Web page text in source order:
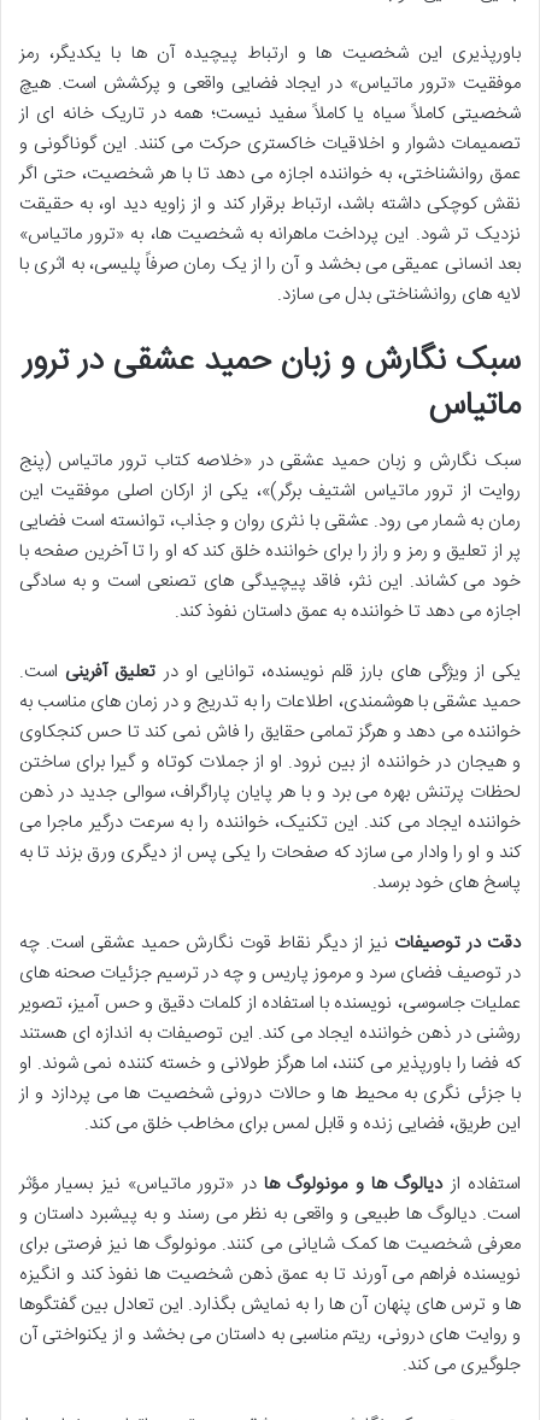
باورپذیری این شخصیت ها و ارتباط پیچیده آن ها با یکدیگر، رمز
موفقیت «ترور ماتیاس» در ایجاد فضایی واقعی و پرکشش است. هیچ
شخصیتی کاملاً سیاه یا کاملاً سفید نیست؛ همه در تاریک خانه ای از
تصمیمات دشوار و اخلاقیات خاکستری حرکت می کنند. این گوناگونی و
عمق روانشناختی، به خواننده اجازه می دهد تا با هر شخصیت، حتی اگر
نقش کوچکی داشته باشد، ارتباط برقرار کند و از زاویه دید او، به حقیقت
نزدیک تر شود. این پرداخت ماهرانه به شخصیت ها، به «ترور ماتیاس»
بعد انسانی عمیقی می بخشد و آن را از یک رمان صرفاً پلیسی، به اثری با
لایه های روانشناختی بدل می سازد.
سبک نگارش و زبان حمید عشقی در ترور
ماتیاس
سبک نگارش و زبان حمید عشقی در «خلاصه کتاب ترور ماتیاس (پنج
روایت از ترور ماتیاس اشتیف برگر)»، یکی از ارکان اصلی موفقیت این
رمان به شمار می رود. عشقی با نثری روان و جذاب، توانسته است فضایی
پر از تعلیق و رمز و راز را برای خواننده خلق کند که او را تا آخرین صفحه با
خود می کشاند. این نثر، فاقد پیچیدگی های تصنعی است و به سادگی
اجازه می دهد تا خواننده به عمق داستان نفوذ کند.
یکی از ویژگی های بارز قلم نویسنده، توانایی او در تعلیق آفرینی است.
حمید عشقی با هوشمندی، اطلاعات را به تدریج و در زمان های مناسب به
خواننده می دهد و هرگز تمامی حقایق را فاش نمی کند تا حس کنجکاوی
و هیجان در خواننده از بین نرود. او از جملات کوتاه و گیرا برای ساختن
لحظات پرتنش بهره می برد و با هر پایان پاراگراف، سوالی جدید در ذهن
خواننده ایجاد می کند. این تکنیک، خواننده را به سرعت درگیر ماجرا می
کند و او را وادار می سازد که صفحات را یکی پس از دیگری ورق بزند تا به
پاسخ های خود برسد.
دقت در توصیفات نیز از دیگر نقاط قوت نگارش حمید عشقی است. چه
در توصیف فضای سرد و مرموز پاریس و چه در ترسیم جزئیات صحنه های
عملیات جاسوسی، نویسنده با استفاده از کلمات دقیق و حس آمیز، تصویر
روشنی در ذهن خواننده ایجاد می کند. این توصیفات به اندازه ای هستند
که فضا را باورپذیر می کنند، اما هرگز طولانی و خسته کننده نمی شوند. او
با جزئی نگری به محیط ها و حالات درونی شخصیت ها می پردازد و از
این طریق، فضایی زنده و قابل لمس برای مخاطب خلق می کند.
استفاده ازدیالوگ ها و مونولوگ ها در «ترور ماتیاس» نیز بسیار مؤثر
است. دیالوگ ها طبیعی و واقعی به نظر می رسند و به پیشبرد داستان و
معرفی شخصیت ها کمک شایانی می کنند. مونولوگ ها نیز فرصتی برای
نویسنده فراهم می آورند تا به عمق ذهن شخصیت ها نفوذ کند و انگیزه
ها و ترس های پنهان آن ها را به نمایش بگذارد. این تعادل بین گفتگوها
و روایت های درونی، ریتم مناسبی به داستان می بخشد و از یکنواختی آن
جلوگیری می کند.